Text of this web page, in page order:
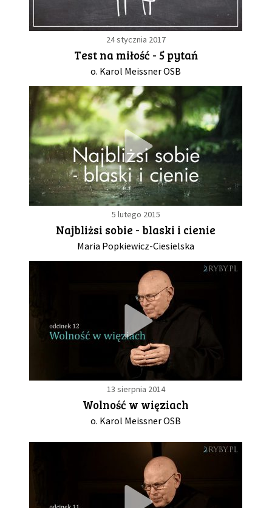
24 stycznia 2017
Test na miłość - 5 pytań
o. Karol Meissner OSB
5 lutego 2015
Najbliżsi sobie - blaski i cienie
Maria Popkiewicz-Ciesielska
13 sierpnia 2014
Wolność w więziach
o. Karol Meissner OSB